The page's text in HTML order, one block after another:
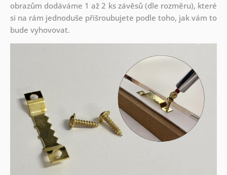
obrazům dodáváme 1 až 2 ks závěsů (dle rozměru), které
si na rám jednoduše přišroubujete podle toho, jak vám to
bude vyhovovat.